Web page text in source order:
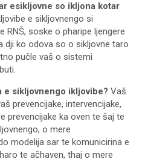
esikljovne so ikljona kotar
e sikljovnengo si
RNŠ, soske o pharipe ljengere
dji ko odova so o sikljovne taro
pučle vaš o sistemi
e sikljovnengo ikljovibe? Vaš
prevencijake, intervencijake,
prevencijake ka oven te šaj te
o mere
modelija sar te komunicirina e
te ačhaven, thaj o mere